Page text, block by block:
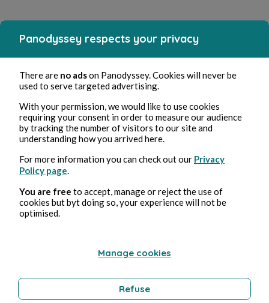
Panodyssey respects your privacy
There are no adson Panodyssey. Cookies will never be
used to serve targeted advertising.
With your permission, we would like to use cookies
requiring your consent in order to measure our audience
by tracking the number of visitors to our site and
understanding how you arrived here.
For more information you can check out our Privacy
Policy page.
You are free to accept, manage or reject the use of
cookies but byt doing so, your experience will not be
optimised.
Manage cookies
Refuse